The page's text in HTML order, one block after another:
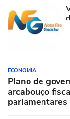
ECONOMIA
Plano de
arcabouço
parlamentares